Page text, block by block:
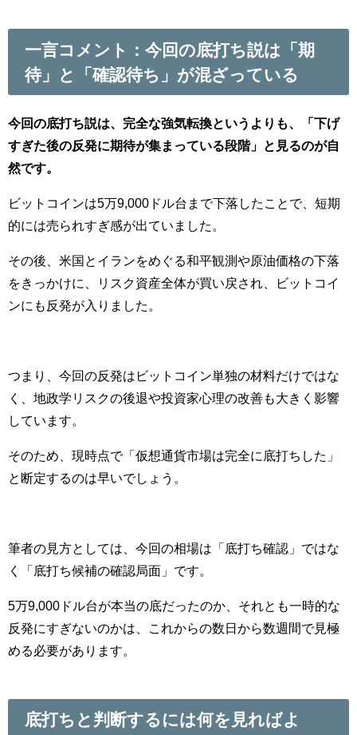
一言コメント：今回の底打ち説は「期
待」と「確認待ち」が混ざっている
今回の底打ち説は、完全な強気転換というよりも、「下げ
すぎた後の反発に期待が集まっている段階」と見るのが自
然です。
ビットコインは5万9,000ドル台まで下落したことで、短期
的には売られすぎ感が出ていました。
その後、米国とイランをめぐる和平観測や原油価格の下落
をきっかけに、リスク資産全体が買い戻され、ビットコイ
ンにも反発が入りました。
つまり、今回の反発はビットコイン単独の材料だけではな
く、地政学リスクの後退や投資家心理の改善も大きく影響
しています。
そのため、現時点で「仮想通貨市場は完全に底打ちした」
と断定するのは早いでしょう。
筆者の見方としては、今回の相場は「底打ち確認」ではな
く「底打ち候補の確認局面」です。
5万9,000ドル台が本当の底だったのか、それとも一時的な
反発にすぎないのかは、これからの数日から数週間で見極
める必要があります。
底打ちと判断するには何を見ればよ